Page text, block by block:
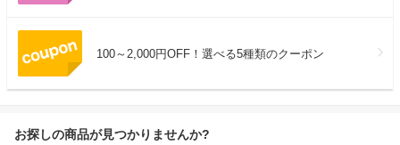
100～2,000円OFF！選べる5種類のクーポン
お探しの商品が見つかりませんか?